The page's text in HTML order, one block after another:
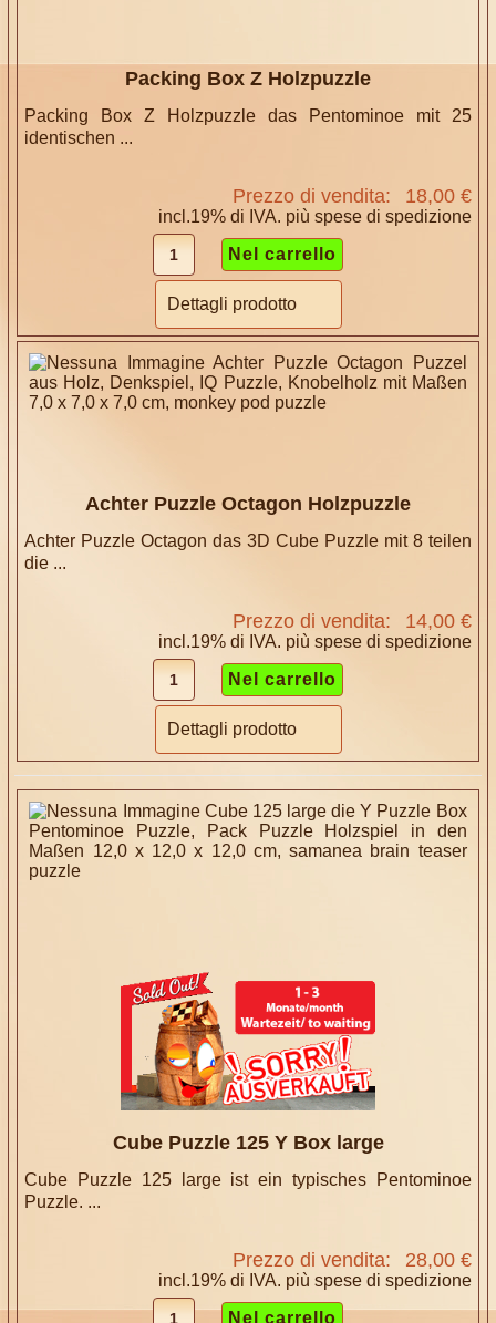
Packing Box Z Holzpuzzle
Packing Box Z Holzpuzzle das Pentominoe mit 25
identischen ...
Prezzo di vendita: 18,00 €
incl.19% di IVA. più spese di spedizione
Dettagli prodotto
Achter Puzzle Octagon Holzpuzzle
Achter Puzzle Octagon das 3D Cube Puzzle mit 8 teilen
die ...
Prezzo di vendita: 14,00 €
incl.19% di IVA. più spese di spedizione
Dettagli prodotto
Cube Puzzle 125 Y Box large
Cube Puzzle 125 large ist ein typisches Pentominoe
Puzzle. ...
Prezzo di vendita: 28,00 €
incl.19% di IVA. più spese di spedizione